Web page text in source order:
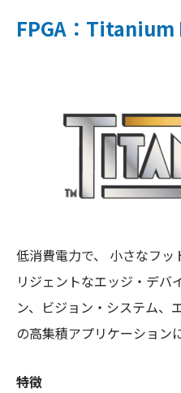
FPGA：Titanium
低消費電力で、 小さなフ
リジェントなエッジ・デバ
ン、ビジョン・システム、
の高集積アプリケーション
特徴